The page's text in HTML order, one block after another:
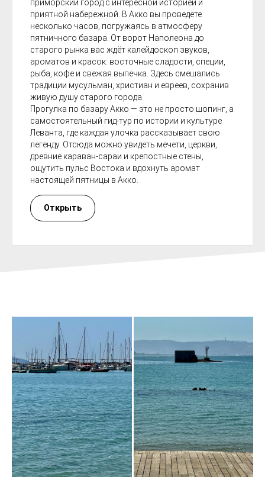
приморский город с интересной историей и
приятной набережной. В Акко вы проведёте
несколько часов, погружаясь в атмосферу
пятничного базара. От ворот Наполеона до
старого рынка вас ждёт калейдоскоп звуков,
ароматов и красок: восточные сладости, специи,
рыба, кофе и свежая выпечка. Здесь смешались
традиции мусульман, христиан и евреев, сохранив
живую душу старого города.
Прогулка по базару Акко — это не просто шопинг, а
самостоятельный гид-тур по истории и культуре
Леванта, где каждая улочка рассказывает свою
легенду. Отсюда можно увидеть мечети, церкви,
древние караван-сараи и крепостные стены,
ощутить пульс Востока и вдохнуть аромат
настоящей пятницы в Акко.
Открыть